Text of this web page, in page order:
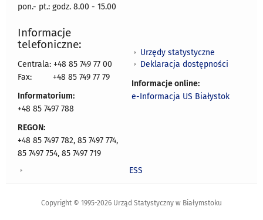
pon.- pt.: godz. 8.00 - 15.00
Informacje
telefoniczne:
Centrala: +48 85 749 77 00
Fax:
+48 85 749 77 79
Informatorium:
+48 85 7497 788
REGON:
+48 85 7497 782, 85 7497 774,
85 7497 754, 85 7497 719
Urzędy statystyczne
Deklaracja dostępności
Informacje online:
e-Informacja US Białystok
ESS
Copyright © 1995-2026 Urząd Statystyczny w Białymstoku